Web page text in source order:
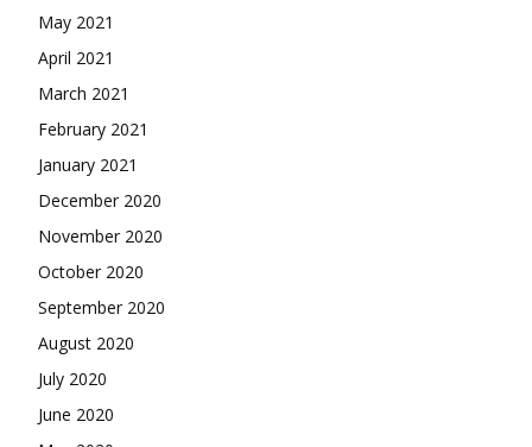
May 2021
April 2021
March 2021
February 2021
January 2021
December 2020
November 2020
October 2020
September 2020
August 2020
July 2020
June 2020